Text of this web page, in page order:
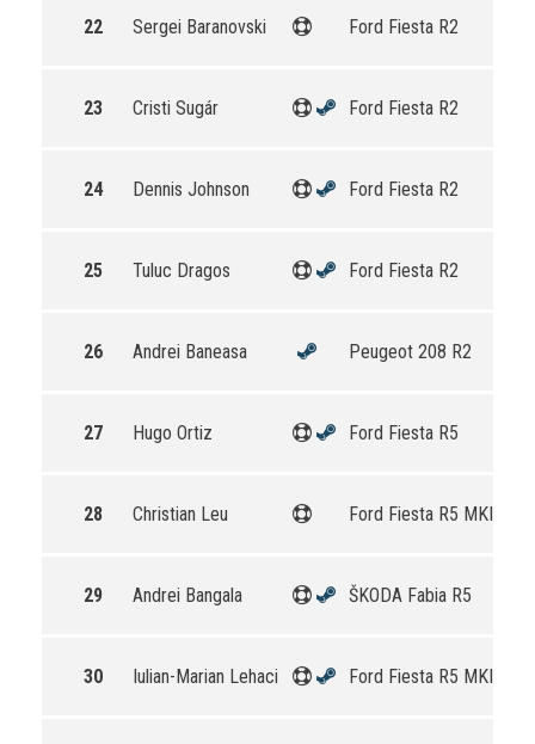
22 Sergei Baranovski Ford Fiesta R2
23 Cristi Sugár Ford Fiesta R2
24 Dennis Johnson Ford Fiesta R2
25 Tuluc Dragos Ford Fiesta R2
26 Andrei Baneasa Peugeot 208 R2
27 Hugo Ortiz Ford Fiesta R5
28 Christian Leu Ford Fiesta R5 MKII
29 Andrei Bangala ŠKODA Fabia R5
30 Iulian-Marian Lehaci Ford Fiesta R5 MKII